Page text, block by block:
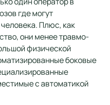
где могут
Плюс, как
они менее травмо-
физической
боковые
с автоматикой